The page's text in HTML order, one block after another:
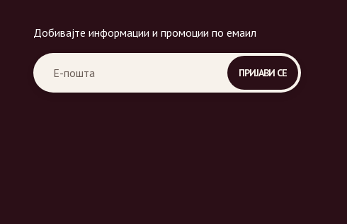
Добивајте информации и промоции по емаил